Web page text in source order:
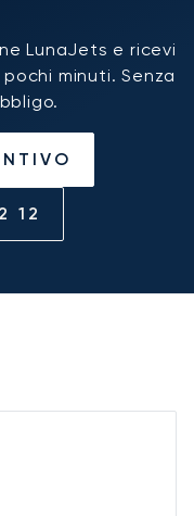
LunaJets e ricevi
minuti. Senza
12